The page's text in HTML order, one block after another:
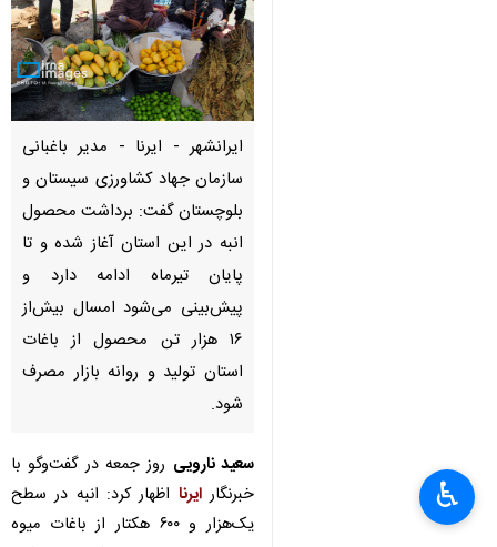
ایرانشهر - ایرنا - مدیر باغبانی
سازمان جهاد کشاورزی سیستان و
بلوچستان گفت: برداشت محصول
انبه در این استان آغاز شده و تا
پایان تیرماه ادامه دارد و
پیش‌بینی می‌شود امسال بیش‌از
۱۶ هزار تن محصول از باغات
استان تولید و روانه بازار مصرف
شود.
سعید نارویی روز جمعه در گفت‌وگو با
خبرنگارایرنا اظهار کرد: انبه در سطح
یک‌هزار و ۶۰۰ هکتار از باغات میوه
♿︎